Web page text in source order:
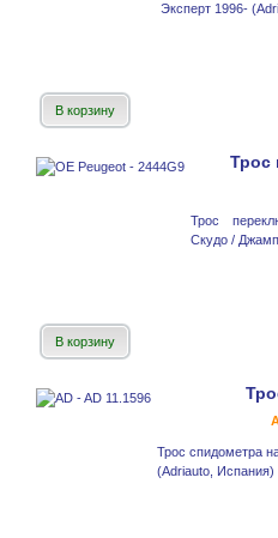
Эксперт 1996-
В корзину
Трос
Трос
Скудо /
В корзину
Трос спидометра
(Adriauto, Испания)